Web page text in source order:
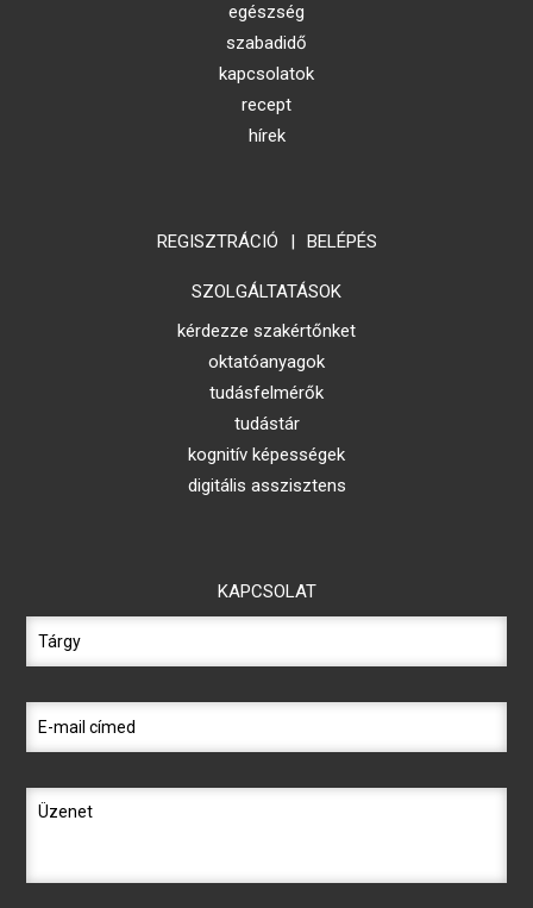
egészség
szabadidő
kapcsolatok
recept
hírek
REGISZTRÁCIÓ | BELÉPÉS
SZOLGÁLTATÁSOK
kérdezze szakértőnket
oktatóanyagok
tudásfelmérők
tudástár
kognitív képességek
digitális asszisztens
KAPCSOLAT